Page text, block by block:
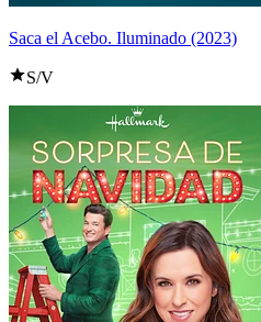
Saca el Acebo. Iluminado (2023)
S/V